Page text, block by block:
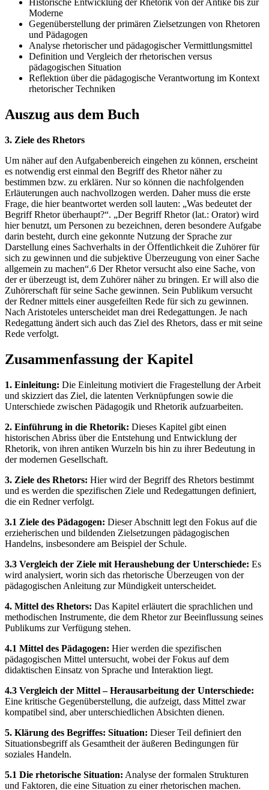
Historische Entwicklung der Rhetorik von der Antike bis zur
Moderne
Gegenüberstellung der primären Zielsetzungen von Rhetoren
und Pädagogen
Analyse rhetorischer und pädagogischer Vermittlungsmittel
Definition und Vergleich der rhetorischen versus
pädagogischen Situation
Reflektion über die pädagogische Verantwortung im Kontext
rhetorischer Techniken
Auszug aus dem Buch
3. Ziele des Rhetors
Um näher auf den Aufgabenbereich eingehen zu können, erscheint
es notwendig erst einmal den Begriff des Rhetor näher zu
bestimmen bzw. zu erklären. Nur so können die nachfolgenden
Erläuterungen auch nachvollzogen werden. Daher muss die erste
Frage, die hier beantwortet werden soll lauten: „Was bedeutet der
Begriff Rhetor überhaupt?“. „Der Begriff Rhetor (lat.: Orator) wird
hier benutzt, um Personen zu bezeichnen, deren besondere Aufgabe
darin besteht, durch eine gekonnte Nutzung der Sprache zur
Darstellung eines Sachverhalts in der Öffentlichkeit die Zuhörer für
sich zu gewinnen und die subjektive Überzeugung von einer Sache
allgemein zu machen“.6 Der Rhetor versucht also eine Sache, von
der er überzeugt ist, dem Zuhörer näher zu bringen. Er will also die
Zuhörerschaft für seine Sache gewinnen. Sein Publikum versucht
der Redner mittels einer ausgefeilten Rede für sich zu gewinnen.
Nach Aristoteles unterscheidet man drei Redegattungen. Je nach
Redegattung ändert sich auch das Ziel des Rhetors, dass er mit seine
Rede verfolgt.
Zusammenfassung der Kapitel
1. Einleitung: Die Einleitung motiviert die Fragestellung der Arbeit
und skizziert das Ziel, die latenten Verknüpfungen sowie die
Unterschiede zwischen Pädagogik und Rhetorik aufzuarbeiten.
2. Einführung in die Rhetorik: Dieses Kapitel gibt einen
historischen Abriss über die Entstehung und Entwicklung der
Rhetorik, von ihren antiken Wurzeln bis hin zu ihrer Bedeutung in
der modernen Gesellschaft.
3. Ziele des Rhetors: Hier wird der Begriff des Rhetors bestimmt
und es werden die spezifischen Ziele und Redegattungen definiert,
die ein Redner verfolgt.
3.1 Ziele des Pädagogen: Dieser Abschnitt legt den Fokus auf die
erzieherischen und bildenden Zielsetzungen pädagogischen
Handelns, insbesondere am Beispiel der Schule.
3.3 Vergleich der Ziele mit Heraushebung der Unterschiede: Es
wird analysiert, worin sich das rhetorische Überzeugen von der
pädagogischen Anleitung zur Mündigkeit unterscheidet.
4. Mittel des Rhetors: Das Kapitel erläutert die sprachlichen und
methodischen Instrumente, die dem Rhetor zur Beeinflussung seines
Publikums zur Verfügung stehen.
4.1 Mittel des Pädagogen: Hier werden die spezifischen
pädagogischen Mittel untersucht, wobei der Fokus auf dem
didaktischen Einsatz von Sprache und Interaktion liegt.
4.3 Vergleich der Mittel – Herausarbeitung der Unterschiede:
Eine kritische Gegenüberstellung, die aufzeigt, dass Mittel zwar
kompatibel sind, aber unterschiedlichen Absichten dienen.
5. Klärung des Begriffes: Situation: Dieser Teil definiert den
Situationsbegriff als Gesamtheit der äußeren Bedingungen für
soziales Handeln.
5.1 Die rhetorische Situation: Analyse der formalen Strukturen
und Faktoren, die eine Situation zu einer rhetorischen machen.